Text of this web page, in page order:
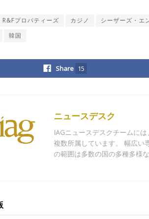
R&Fプロパティーズ カジノ
シーザーズ・エ
韓国
Share 15
ニュースデスク
IAGニュースデスクチームに
複数所属しています。 幅広い
の範囲は多数の国の多種多様